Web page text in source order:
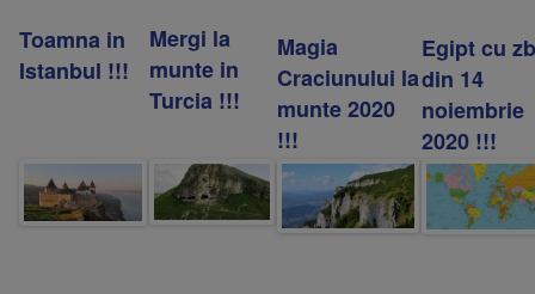
Toamna in
Istanbul !!!
Mergi la
munte in
Turcia !!!
Magia
Craciunului la
munte 2020
!!!
Egipt cu
din 14
noiembrie
2020 !!!